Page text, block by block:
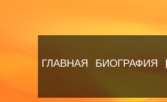
ГЛАВНАЯ БИОГРАФИЯ